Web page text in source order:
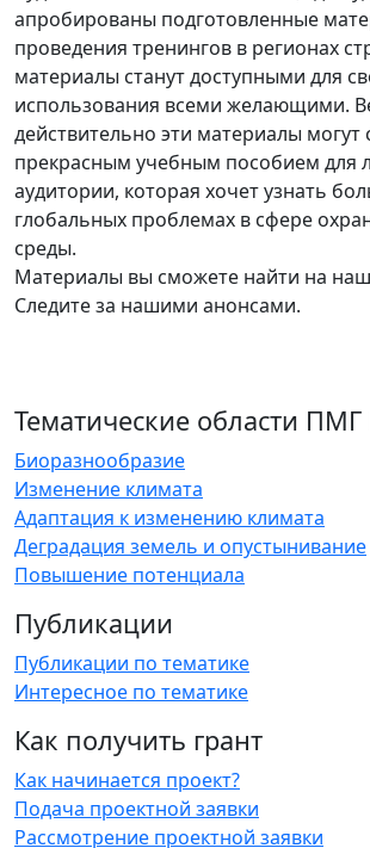
апробированы подготовленные
проведения тренингов в регионах
материалы станут доступными для
использования всеми желающими.
действительно эти материалы могут
прекрасным учебным пособием для
аудитории, которая хочет узнать
глобальных проблемах в сфере
среды.
Материалы вы сможете найти на
Следите за нашими анонсами.
Тематические области
Биоразнообразие
Изменение климата
Адаптация к изменению климата
Деградация земель и опустынивание
Повышение потенциала
Публикации
Публикации по тематике
Интересное по тематике
Как получить грант
Как начинается проект?
Подача проектной заявки
Рассмотрение проектной заявки